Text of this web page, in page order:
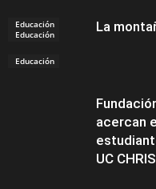
Educación
Educación
Educación
La
acercan
UC